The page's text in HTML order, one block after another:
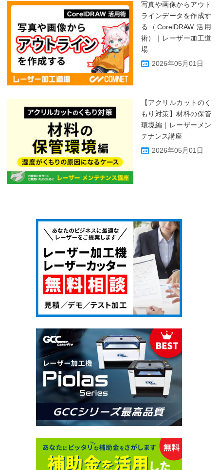
写真や画像からアウト
ラインデータを作成す
る（CorelDRAW 活用
術）｜レーザー加工道
場
2026年05月01日
【アクリルカットのく
もり対策】材料の保管
環境編｜レーザーメン
テナンス講座
2026年05月01日